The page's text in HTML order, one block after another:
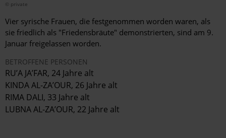
© private
Vier syrische Frauen, die festgenommen worden waren, als
sie friedlich als "Friedensbräute" demonstrierten, sind am 9.
Januar freigelassen worden.
BETROFFENE PERSONEN
RU’A JA’FAR, 24 Jahre alt
KINDA AL-ZA’OUR, 26 Jahre alt
RIMA DALI, 33 Jahre alt
LUBNA AL-ZA’OUR, 22 Jahre alt